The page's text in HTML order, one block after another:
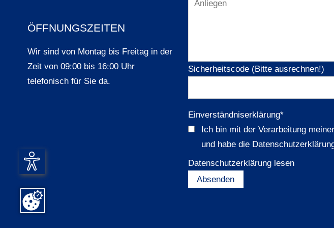
ÖFFNUNGSZEITEN
Wir sind von Montag bis Freitag in der
Zeit von 09:00 bis 16:00 Uhr
telefonisch für Sie da.
Sicherheitscode (Bitte ausrechnen!)
Einverständniserklärung*
Ich bin mit der Verarbeitung
und habe die
Datenschutzerklärung lesen